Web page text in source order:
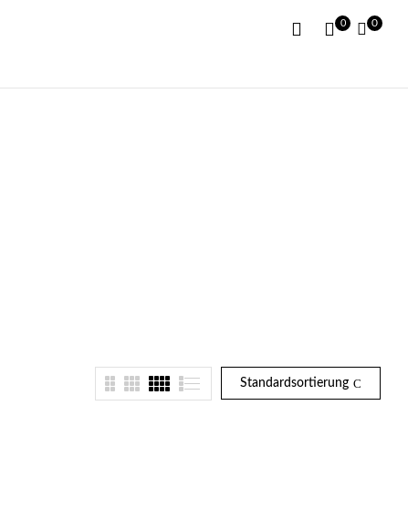
0 0
Standardsortierung